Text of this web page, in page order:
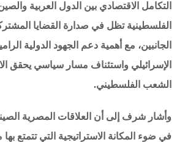
التكامل الاقتصادي بين الدول العربية
الفلسطينية تظل في صدارة القضايا
الجانبين، مع أهمية دعم الجهود الدولية
الإسرائيلي واستئناف مسار سياسي يحقق
الشعب الفلسطيني.
وأشار شرف إلى أن العلاقات المصرية
في ضوء المكانة الاستراتيجية التي تتمتع